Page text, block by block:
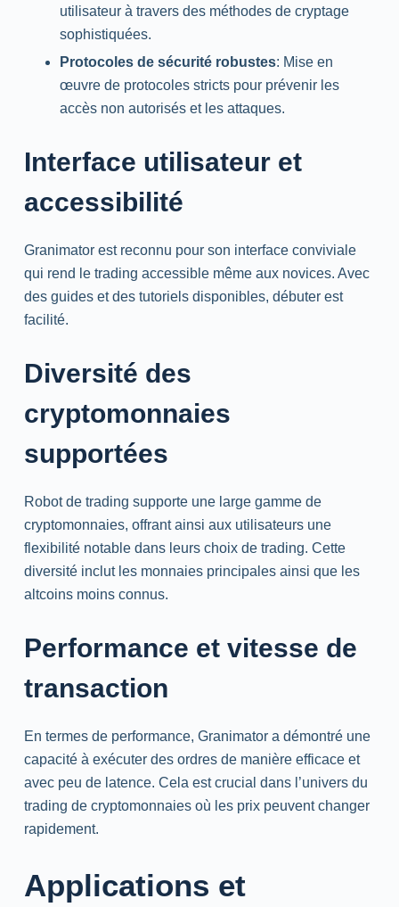
utilisateur à travers des méthodes de cryptage
sophistiquées.
Protocoles de sécurité robustes: Mise en
œuvre de protocoles stricts pour prévenir les
accès non autorisés et les attaques.
Interface utilisateur et
accessibilité
Granimator est reconnu pour son interface conviviale
qui rend le trading accessible même aux novices. Avec
des guides et des tutoriels disponibles, débuter est
facilité.
Diversité des
cryptomonnaies
supportées
Robot de trading supporte une large gamme de
cryptomonnaies, offrant ainsi aux utilisateurs une
flexibilité notable dans leurs choix de trading. Cette
diversité inclut les monnaies principales ainsi que les
altcoins moins connus.
Performance et vitesse de
transaction
En termes de performance, Granimator a démontré une
capacité à exécuter des ordres de manière efficace et
avec peu de latence. Cela est crucial dans l’univers du
trading de cryptomonnaies où les prix peuvent changer
rapidement.
Applications et